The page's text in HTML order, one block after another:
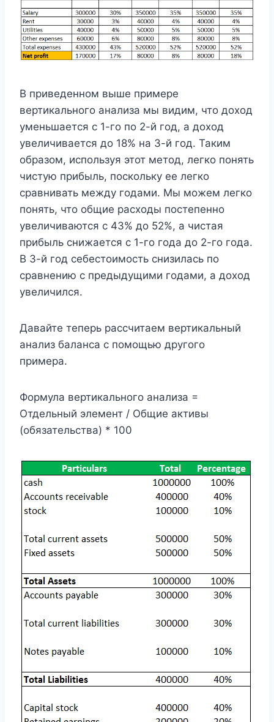
В приведенном выше примере
вертикального анализа мы видим, что доход
уменьшается с 1-го по 2-й год, а доход
увеличивается до 18% на 3-й год. Таким
образом, используя этот метод, легко понять
чистую прибыль, поскольку ее легко
сравнивать между годами. Мы можем легко
понять, что общие расходы постепенно
увеличиваются с 43% до 52%, а чистая
прибыль снижается с 1-го года до 2-го года.
В 3-й год себестоимость снизилась по
сравнению с предыдущими годами, а доход
увеличился.
Давайте теперь рассчитаем вертикальный
анализ баланса с помощью другого
примера.
Формула вертикального анализа =
Отдельный элемент / Общие активы
(обязательства) * 100